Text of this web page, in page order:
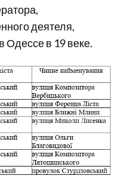
деятеля,
Одессе в 19 веке.